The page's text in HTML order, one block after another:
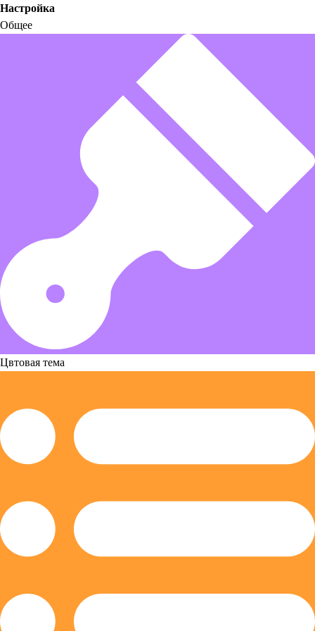
Настройка
Общее
Цвтовая тема